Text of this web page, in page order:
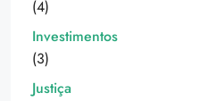
(4)
Investimentos
(3)
Justiça